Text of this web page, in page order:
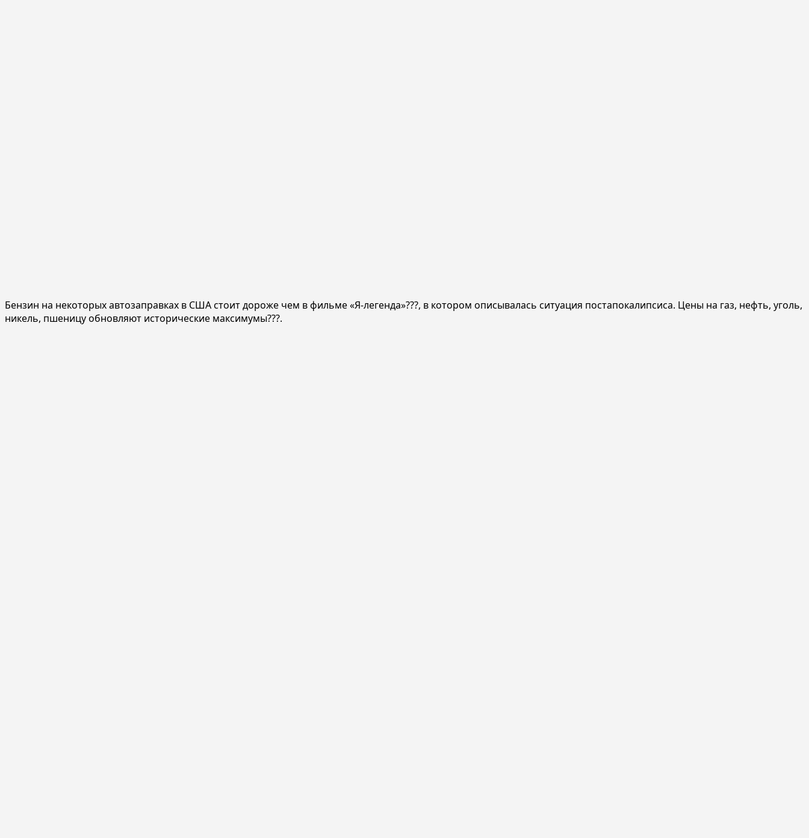
Бензин на некоторых автозаправках в США стоит дороже чем в фильме «Я-легенда»???, в котором описывалась ситуация постапокалипсиса. Цены на газ, нефть, уголь,
никель, пшеницу обновляют исторические максимумы???.